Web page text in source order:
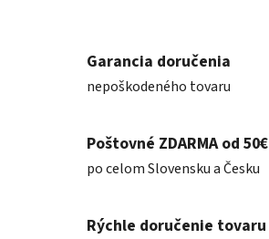
Garancia doručenia
nepoškodeného tovaru
Poštovné ZDARMA od 50€
po celom Slovensku a Česku
Rýchle doručenie tovaru